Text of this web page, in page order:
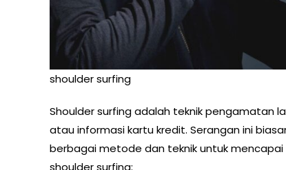
shoulder surfing
Shoulder surfing adalah teknik pengamatan
atau informasi kartu kredit. Serangan ini
berbagai metode dan teknik untuk
shoulder surfing: